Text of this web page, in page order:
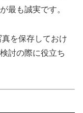
最も誠実です。
を保存しておけ
討の際に役立ち